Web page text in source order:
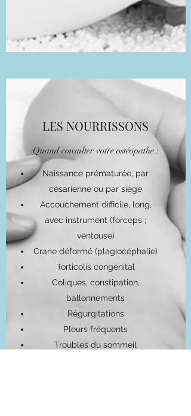
LES NOURRISSONS
Quand consulter votre ostéopathe :
Naissance prématurée, par
césarienne ou par siège
Accouchement difficile, long,
avec instrument (forceps ;
ventouse)
Crane déformé (plagiocéphalie)
Torticolis congénital
Coliques, constipation,
ballonnements
Régurgitations
Pleurs fréquents
Troubles du sommeil